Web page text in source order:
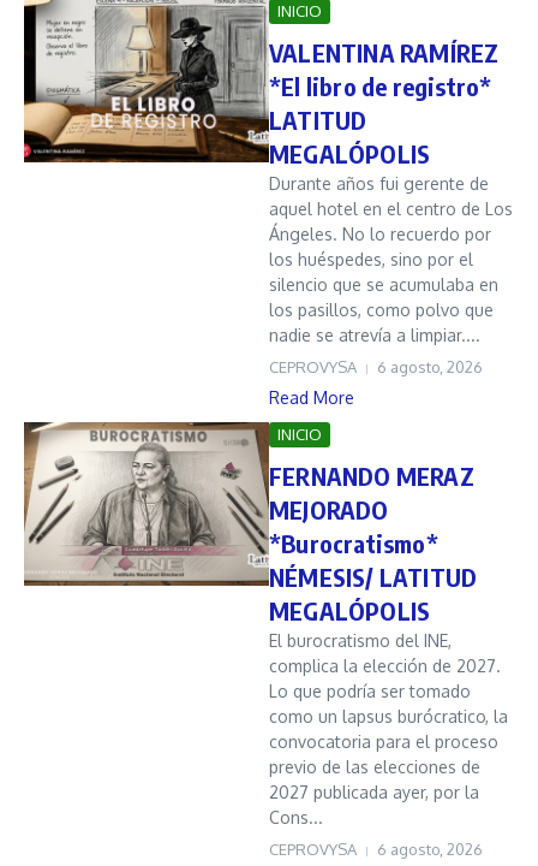
INICIO
VALENTINA RAMÍREZ
*El libro de registro*
LATITUD
MEGALÓPOLIS
Durante años fui gerente de
aquel hotel en el centro de Los
Ángeles. No lo recuerdo por
los huéspedes, sino por el
silencio que se acumulaba en
los pasillos, como polvo que
nadie se atrevía a limpiar....
CEPROVYSA 6 agosto, 2026
Read More
INICIO
FERNANDO MERAZ
MEJORADO
*Burocratismo*
NÉMESIS/ LATITUD
MEGALÓPOLIS
El burocratismo del INE,
complica la elección de 2027.
Lo que podría ser tomado
como un lapsus burócratico, la
convocatoria para el proceso
previo de las elecciones de
2027 publicada ayer, por la
Cons...
CEPROVYSA 6 agosto, 2026